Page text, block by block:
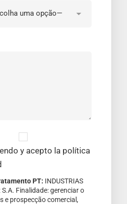
y acepto la política
PT: INDUSTRIAS
S.A. Finalidade: gerenciar o
e prospecção comercial,